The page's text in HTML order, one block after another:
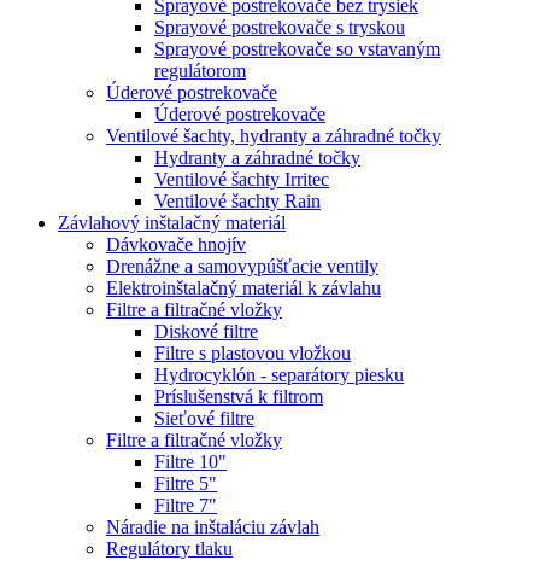
Sprayové postrekovače bez trysiek
Sprayové postrekovače s tryskou
Sprayové postrekovače so vstavaným
regulátorom
Úderové postrekovače
Úderové postrekovače
Ventilové šachty, hydranty a záhradné točky
Hydranty a záhradné točky
Ventilové šachty Irritec
Ventilové šachty Rain
Závlahový inštalačný materiál
Dávkovače hnojív
Drenážne a samovypúšťacie ventily
Elektroinštalačný materiál k závlahu
Filtre a filtračné vložky
Diskové filtre
Filtre s plastovou vložkou
Hydrocyklón - separátory piesku
Príslušenstvá k filtrom
Sieťové filtre
Filtre a filtračné vložky
Filtre 10"
Filtre 5"
Filtre 7"
Náradie na inštaláciu závlah
Regulátory tlaku